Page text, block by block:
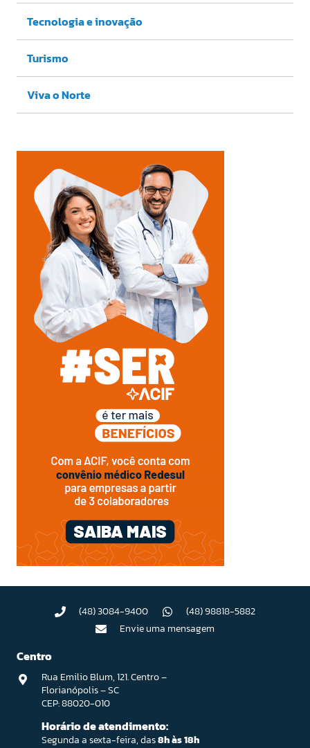
Tecnologia e inovação
Turismo
Viva o Norte
(48) 3084-9400
(48) 98818-5882
Envie uma mensagem
Centro
Rua Emilio Blum, 121. Centro –
Florianópolis – SC
CEP: 88020-010
Horário de atendimento:
Segunda a sexta-feira, das8h às 18h